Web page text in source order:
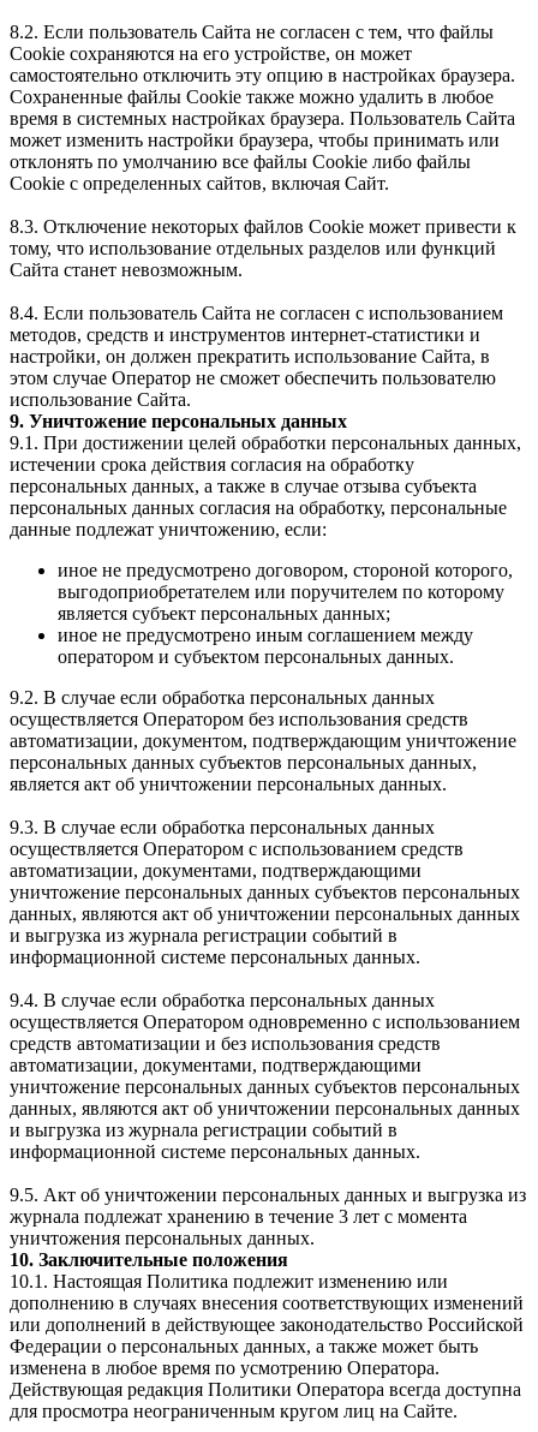
8.2. Если пользователь Сайта не согласен с тем, что файлы
Cookie сохраняются на его устройстве, он может
самостоятельно отключить эту опцию в настройках браузера.
Сохраненные файлы Cookie также можно удалить в любое
время в системных настройках браузера. Пользователь Сайта
может изменить настройки браузера, чтобы принимать или
отклонять по умолчанию все файлы Cookie либо файлы
Cookie с определенных сайтов, включая Сайт.
8.3. Отключение некоторых файлов Cookie может привести к
тому, что использование отдельных разделов или функций
Сайта станет невозможным.
8.4. Если пользователь Сайта не согласен с использованием
методов, средств и инструментов интернет-статистики и
настройки, он должен прекратить использование Сайта, в
этом случае Оператор не сможет обеспечить пользователю
использование Сайта.
9. Уничтожение персональных данных
9.1. При достижении целей обработки персональных данных,
истечении срока действия согласия на обработку
персональных данных, а также в случае отзыва субъекта
персональных данных согласия на обработку, персональные
данные подлежат уничтожению, если:
иное не предусмотрено договором, стороной которого,
выгодоприобретателем или поручителем по которому
является субъект персональных данных;
иное не предусмотрено иным соглашением между
оператором и субъектом персональных данных.
9.2. В случае если обработка персональных данных
осуществляется Оператором без использования средств
автоматизации, документом, подтверждающим уничтожение
персональных данных субъектов персональных данных,
является акт об уничтожении персональных данных.
9.3. В случае если обработка персональных данных
осуществляется Оператором с использованием средств
автоматизации, документами, подтверждающими
уничтожение персональных данных субъектов персональных
данных, являются акт об уничтожении персональных данных
и выгрузка из журнала регистрации событий в
информационной системе персональных данных.
9.4. В случае если обработка персональных данных
осуществляется Оператором одновременно с использованием
средств автоматизации и без использования средств
автоматизации, документами, подтверждающими
уничтожение персональных данных субъектов персональных
данных, являются акт об уничтожении персональных данных
и выгрузка из журнала регистрации событий в
информационной системе персональных данных.
9.5. Акт об уничтожении персональных данных и выгрузка из
журнала подлежат хранению в течение 3 лет с момента
уничтожения персональных данных.
10. Заключительные положения
10.1. Настоящая Политика подлежит изменению или
дополнению в случаях внесения соответствующих изменений
или дополнений в действующее законодательство Российской
Федерации о персональных данных, а также может быть
изменена в любое время по усмотрению Оператора.
Действующая редакция Политики Оператора всегда доступна
для просмотра неограниченным кругом лиц на Сайте.